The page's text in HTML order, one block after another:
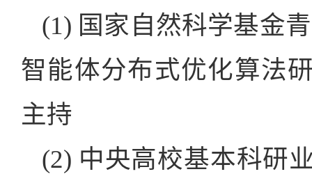
(1) 国家自然科学基金
智能体分布式优化算法
主持
(2) 中央高校基本科研